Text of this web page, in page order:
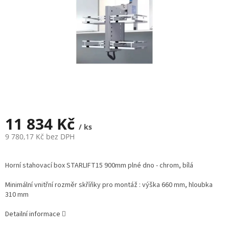
11 834 Kč / ks
9 780,17 Kč bez DPH
cena:
Horní stahovací box STARLIFT15 900mm plné dno - chrom, bílá
Minimální vnitřní rozměr skříňky pro montáž : výška 660 mm, hloubka
310 mm
Detailní informace